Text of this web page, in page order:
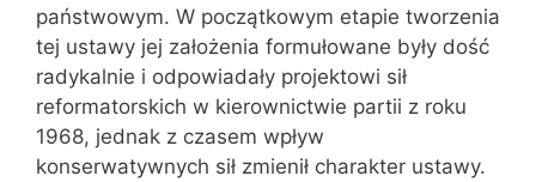
państwowym. W początkowym etapie tworzenia
tej ustawy jej założenia formułowane były dość
radykalnie i odpowiadały projektowi sił
reformatorskich w kierownictwie partii z roku
1968, jednak z czasem wpływ
konserwatywnych sił zmienił charakter ustawy.